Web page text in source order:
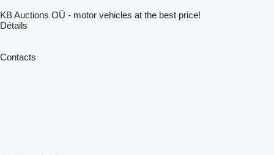
KB Auctions OÜ - motor vehicles at the best price!
Détails
Contacts